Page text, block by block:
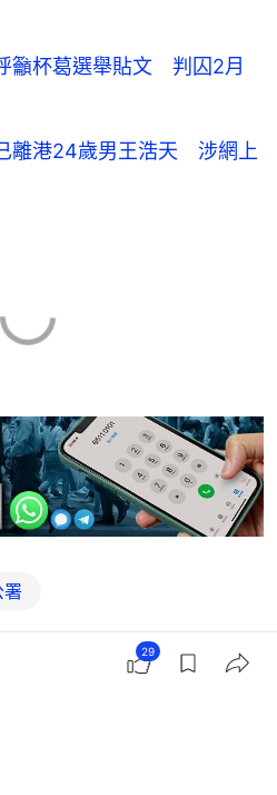
籲杯葛選舉貼文 判囚2月
離港24歲男王浩天 涉網上
署
29